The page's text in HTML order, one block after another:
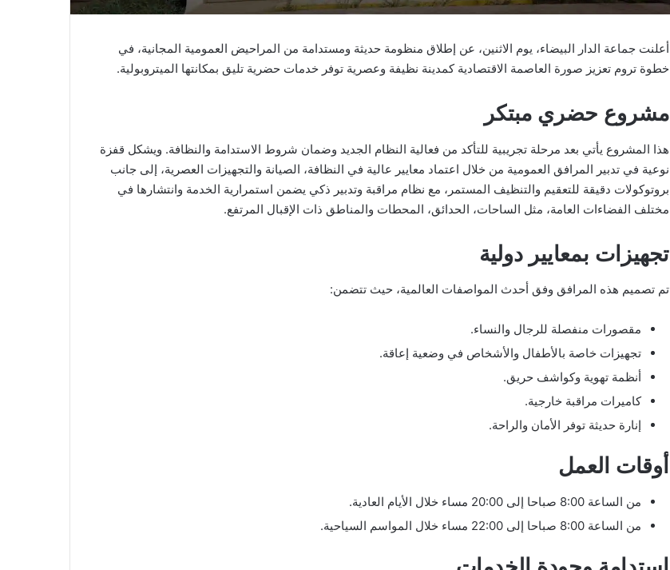
أعلنت جماعة الدار البيضاء، يوم الاثنين، عن إطلاق منظومة حديثة ومستدامة من المراحيض العمومية المجانية، في
خطوة تروم تعزيز صورة العاصمة الاقتصادية كمدينة نظيفة وعصرية توفر خدمات حضرية تليق بمكانتها الميتروبولية.
مشروع حضري مبتكر
هذا المشروع يأتي بعد مرحلة تجريبية للتأكد من فعالية النظام الجديد وضمان شروط الاستدامة والنظافة. ويشكل قفزة
نوعية في تدبير المرافق العمومية من خلال اعتماد معايير عالية في النظافة، الصيانة والتجهيزات العصرية، إلى جانب
بروتوكولات دقيقة للتعقيم والتنظيف المستمر، مع نظام مراقبة وتدبير ذكي يضمن استمرارية الخدمة وانتشارها في
مختلف الفضاءات العامة، مثل الساحات، الحدائق، المحطات والمناطق ذات الإقبال المرتفع.
تجهيزات بمعايير دولية
تم تصميم هذه المرافق وفق أحدث المواصفات العالمية، حيث تتضمن:
مقصورات منفصلة للرجال والنساء.
تجهيزات خاصة بالأطفال والأشخاص في وضعية إعاقة.
أنظمة تهوية وكواشف حريق.
كاميرات مراقبة خارجية.
إنارة حديثة توفر الأمان والراحة.
أوقات العمل
من الساعة 8:00 صباحا إلى 20:00 مساء خلال الأيام العادية.
من الساعة 8:00 صباحا إلى 22:00 مساء خلال المواسم السياحية.